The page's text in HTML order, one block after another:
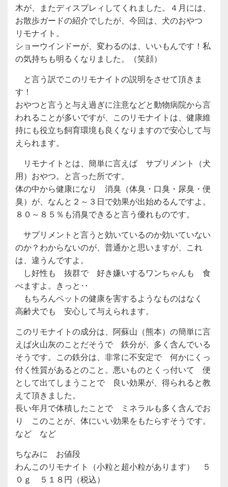
木が、またディスプレィしてくれました。４月には、
お散歩ガードの紹介でしたが、今回は、犬のおやつ
リモナイト。
ショーウインドーが、変わるのは、いいもんです！私
の気持ちも明るくなりました。（笑顔）
と言う訳でこのリモナイトの説明をさせて頂きま
す！
おやつと言うと与え過ぎに注意などと動物病院から言
われることが多いですが、このリモナイトは、健康維
持にも役立ち飼育環境も良くなりますので安心して与
えられます。
リモナイトとは、簡単に言えば サプリメント（犬
用）おやつ。と言った所です。
体の中から健康になり 消臭（体臭・口臭・尿臭・便
臭）が、なんと２～３日で効果が出始めるんですよ。
８０～８５％も消臭できると言う優れものです。
サプリメントと言うと効いているのか効いていない
のか？わからないのが、普通かと思いますが、これ
は、違うんですよ。
し好性も 抜群で 好き嫌いするワンちゃんも 食
べますよ。きっと‥
もちろんペットの健康を害するようなものはなく
高齢犬でも 安心して与えられます。
このリモナイトの成分は、阿蘇山（熊本）の簡単に言
えば火山灰のことだそうで 鉄分が、多く含んでいる
そうです。この鉄分は、非常に不安定で 何かにくっ
付く性質があるとのこと。悪いものとくっ付いて 便
として出てしまうことで 良い効果が、得られると教
えて頂きました。
長い年月で体積したことで ミネラルも多く含んでお
り このことが、体にいい効果をもたらすそうです。
など など
ちなみに お値段
わんこのリモナイト（小粒と超小粒があります） ５
０ｇ ５１８円（税込）